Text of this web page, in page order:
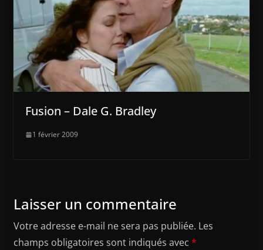
Fusion – Dale G. Bradley
1 février 2009
Laisser un commentaire
Votre adresse e-mail ne sera pas publiée. Les
champs obligatoires sont indiqués avec *